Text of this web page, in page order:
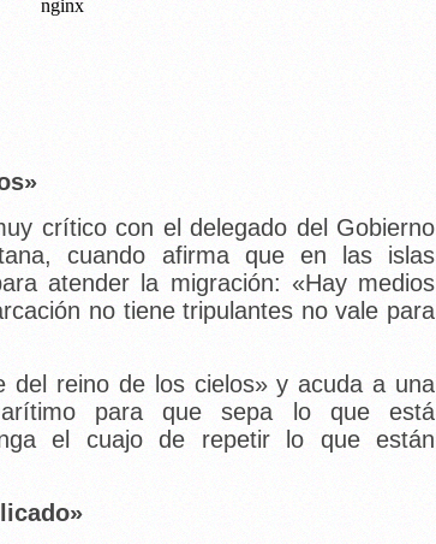
crítico con el delegado del Gobierno
cuando afirma que en las islas
atender la migración: «Hay medios
no tiene tripulantes no vale para
del reino de los cielos» y acuda a una
para que sepa lo que está
el cuajo de repetir lo que están